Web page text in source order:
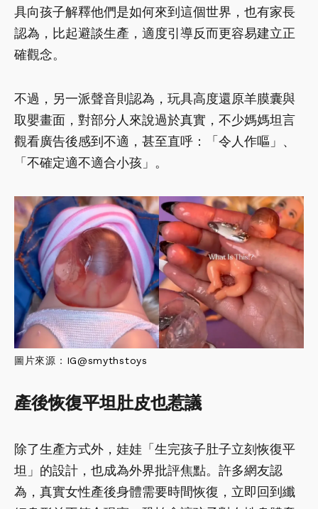
具向孩子解釋他們是如何來到這個世界，也有家長
認為，比起避談生產，適度引導反而更容易建立正
確觀念。
不過，另一派聲音則認為，玩具高度還原羊膜囊與
取嬰畫面，對部分人來說過於真實，不少媽媽坦言
觀看廣告後感到不適，甚至直呼：「令人作嘔」、
「不確定適不適合小孩」。
圖片來源： IG@smythstoys
產後恢復平坦肚皮也惹議
除了生產方式外，娃娃「生完孩子肚子立刻恢復平
坦」的設計，也成為外界批評焦點。許多網友認
為，真實女性產後身體需要時間恢復，立即回到纖